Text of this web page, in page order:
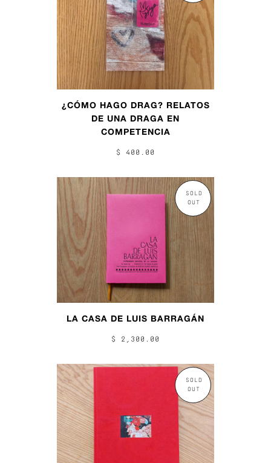
¿CÓMO HAGO DRAG? RELATOS
DE UNA DRAGA EN
COMPETENCIA
$ 400.00
SOLD
OUT
LA CASA DE LUIS BARRAGÁN
$ 2,300.00
SOLD
OUT